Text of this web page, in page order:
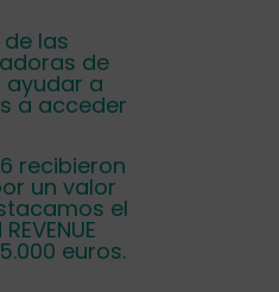
las
de
a
a acceder
recibieron
un valor
el
euros.